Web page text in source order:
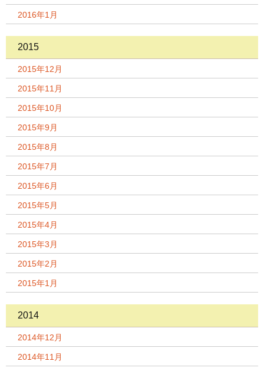
2016年1月
2015
2015年12月
2015年11月
2015年10月
2015年9月
2015年8月
2015年7月
2015年6月
2015年5月
2015年4月
2015年3月
2015年2月
2015年1月
2014
2014年12月
2014年11月